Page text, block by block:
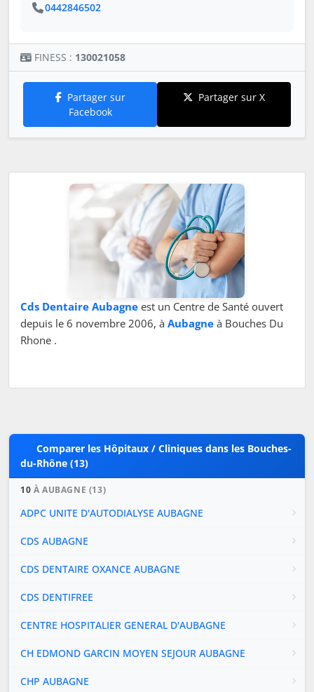
0442846502
FINESS : 130021058
Partager sur
Facebook
Partager sur X
Cds Dentaire Aubagne est un Centre de Santé ouvert
depuis le 6 novembre 2006, à Aubagne à Bouches Du
Rhone .
Comparer les Hôpitaux / Cliniques dans les Bouches-
du-Rhône (13)
10 À AUBAGNE (13)
ADPC UNITE D'AUTODIALYSE AUBAGNE
CDS AUBAGNE
CDS DENTAIRE OXANCE AUBAGNE
CDS DENTIFREE
CENTRE HOSPITALIER GENERAL D'AUBAGNE
CH EDMOND GARCIN MOYEN SEJOUR AUBAGNE
CHP AUBAGNE